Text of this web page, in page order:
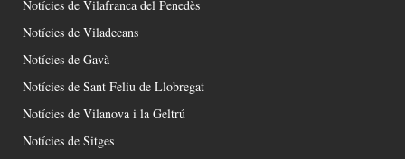
Notícies de Vilafranca del Penedès
Notícies de Viladecans
Notícies de Gavà
Notícies de Sant Feliu de Llobregat
Notícies de Vilanova i la Geltrú
Notícies de Sitges